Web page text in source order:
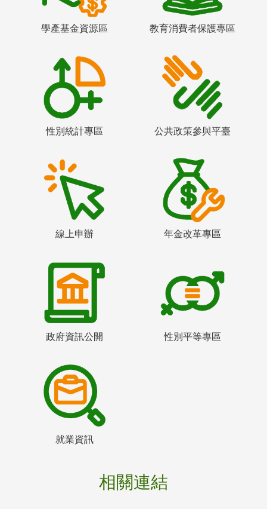
學產基金資源區 教育消費者保護專區
性別統計專區 公共政策參與平臺
線上申辦 年金改革專區
政府資訊公開 性別平等專區
就業資訊
相關連結